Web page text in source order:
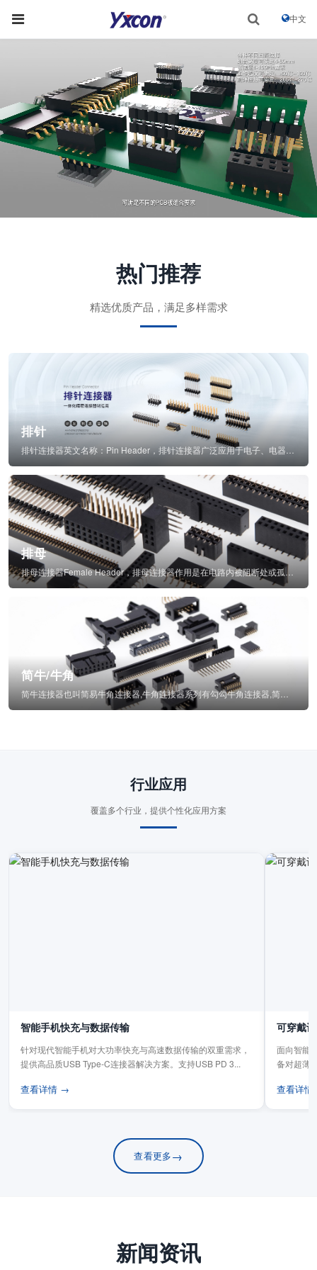
中文
热门推荐
精选优质产品，满足多样需求
排针
排母
排母连接器Female Header，排母连接器作用是在电路内被阻断处或孤立不通...
简牛/牛角
行业应用
覆盖多个行业，提供个性化应用方案
智能手机快充与数据传输
针对现代智能手机对大功率快充与高速数据传输的双重需求，
提供高品质USB Type-C连接器解决方案。支持USB PD 3...
查看详情 →
可穿戴
面向智能
备对超薄
查看详
查看更多→
新闻资讯